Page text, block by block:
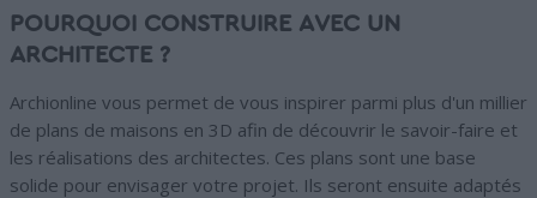
POURQUOI CONSTRUIRE AVEC UN
ARCHITECTE ?
Archionline vous permet de vous inspirer parmi plus d'un millier
de plans de maisons en 3D afin de découvrir le savoir-faire et
les réalisations des architectes. Ces plans sont une base
solide pour envisager votre projet. Ils seront ensuite adaptés